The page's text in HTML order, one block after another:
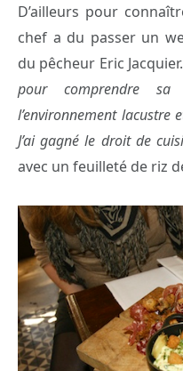
D’ailleurs pour
chef a du passer un
du pêcheur Eric
pour comprendre sa
l’environnement lacustre
J’ai gagné le droit de
avec un feuilleté de riz